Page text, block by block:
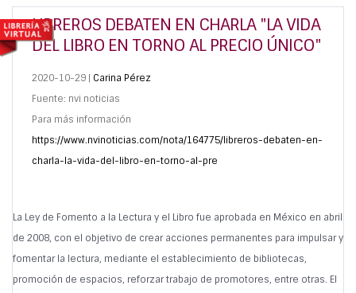
LIBREROS DEBATEN EN CHARLA "LA VIDA
DEL LIBRO EN TORNO AL PRECIO ÚNICO"
2020-10-29 | Carina Pérez
Fuente: nvi noticias
Para más información
https://www.nvinoticias.com/nota/164775/libreros-debaten-en-
charla-la-vida-del-libro-en-torno-al-pre
La Ley de Fomento a la Lectura y el Libro fue aprobada en México en abril
de 2008, con el objetivo de crear acciones permanentes para impulsar y
fomentar la lectura, mediante el establecimiento de bibliotecas,
promoción de espacios, reforzar trabajo de promotores, entre otras. El